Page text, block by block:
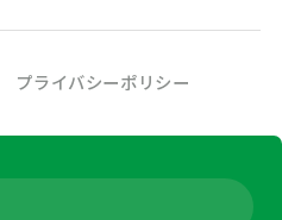
プライバシーポリシー